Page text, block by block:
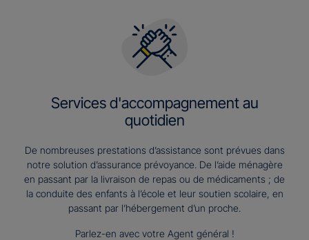
Services d'accompagnement au
quotidien
De nombreuses prestations d’assistance sont prévues dans
notre solution d’assurance prévoyance. De l’aide ménagère
en passant par la livraison de repas ou de médicaments ; de
la conduite des enfants à l’école et leur soutien scolaire, en
passant par l’hébergement d’un proche.
Parlez-en avec votre Agent général !